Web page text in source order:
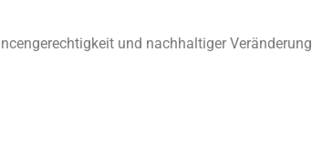
und nachhaltiger